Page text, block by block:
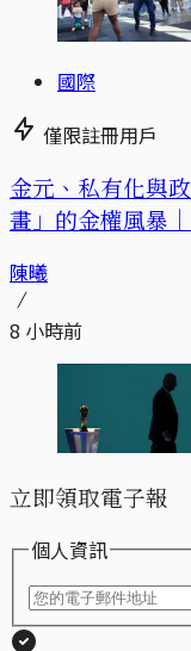
國際
僅限註冊用戶
金元、私有化與
畫」的金權風暴
陳曦
8 小時前
立即領取電子報
個人資訊